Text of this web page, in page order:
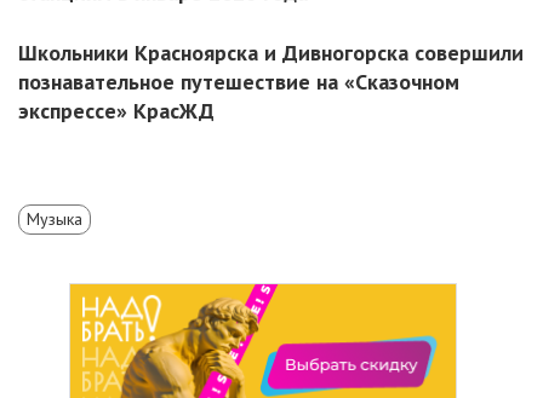
Школьники Красноярска и Дивногорска совершили
познавательное путешествие на «Сказочном
экспрессе» КрасЖД
Музыка